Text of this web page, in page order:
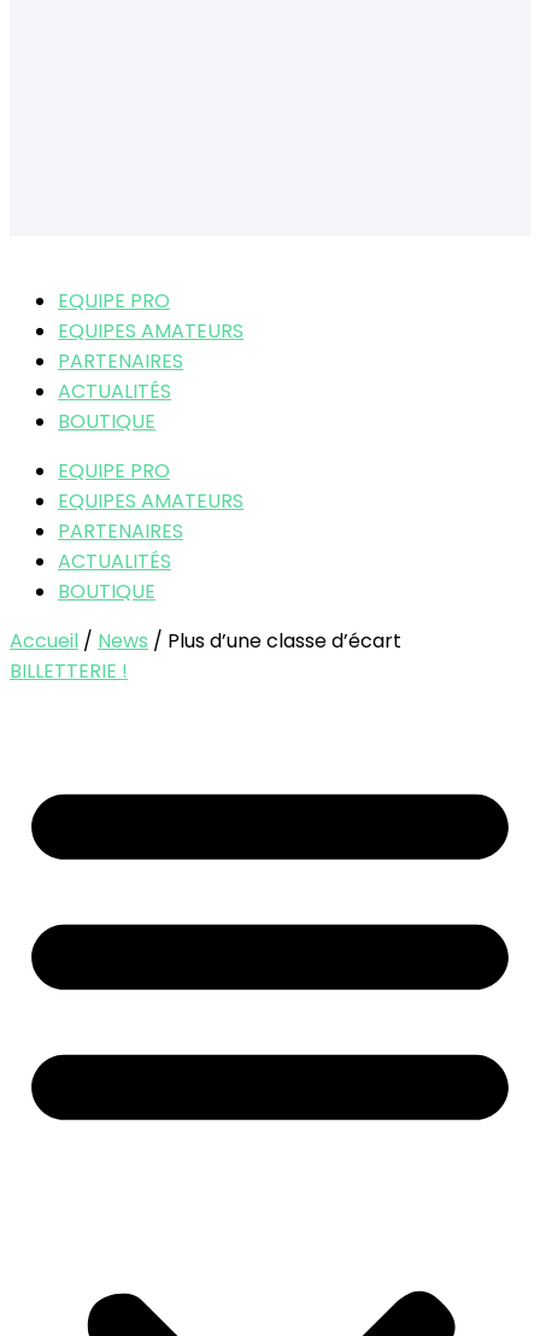
EQUIPE PRO
EQUIPES AMATEURS
PARTENAIRES
ACTUALITÉS
BOUTIQUE
EQUIPE PRO
EQUIPES AMATEURS
PARTENAIRES
ACTUALITÉS
BOUTIQUE
Accueil / News / Plus d’une classe d’écart
BILLETTERIE !